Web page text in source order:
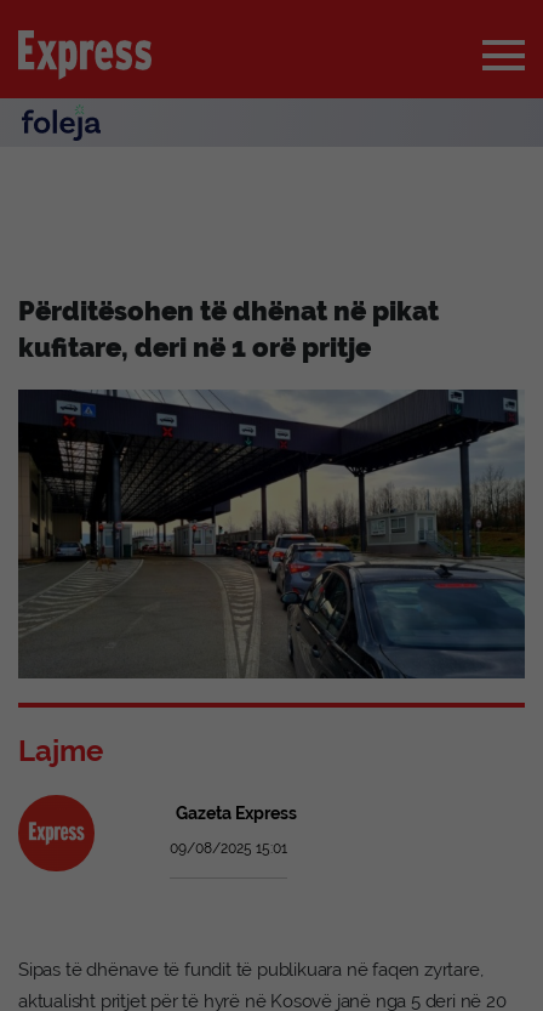
Përditësohen të dhënat në pikat
kufitare, deri në 1 orë pritje
Lajme
Gazeta Express
09/08/2025 15:01
Sipas të dhënave të fundit të publikuara nëfaqen zyrtare,
aktualisht pritjet për të hyrë në Kosovë janë nga 5 deri në 20